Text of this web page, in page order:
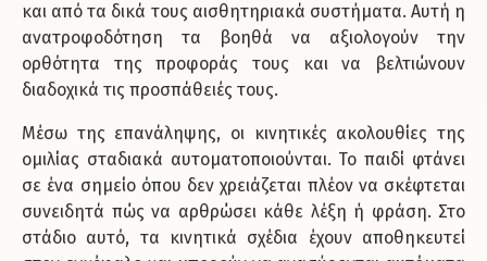
και από τα δικά τους αισθητηριακά συστήματα. Αυτή η
ανατροφοδότηση τα βοηθά να αξιολογούν την
ορθότητα της προφοράς τους και να βελτιώνουν
διαδοχικά τις προσπάθειές τους.
Μέσω της επανάληψης, οι κινητικές ακολουθίες της
ομιλίας σταδιακά αυτοματοποιούνται. Το παιδί φτάνει
σε ένα σημείο όπου δεν χρειάζεται πλέον να σκέφτεται
συνειδητά πώς να αρθρώσει κάθε λέξη ή φράση. Στο
στάδιο αυτό, τα κινητικά σχέδια έχουν αποθηκευτεί